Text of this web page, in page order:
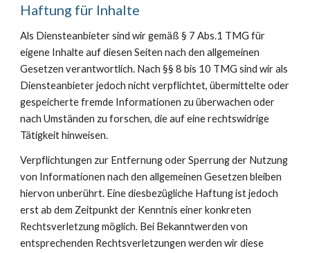
Haftung für Inhalte
Als Diensteanbieter sind wir gemäß § 7 Abs.1 TMG für
eigene Inhalte auf diesen Seiten nach den allgemeinen
Gesetzen verantwortlich. Nach §§ 8 bis 10 TMG sind wir als
Diensteanbieter jedoch nicht verpflichtet, übermittelte oder
gespeicherte fremde Informationen zu überwachen oder
nach Umständen zu forschen, die auf eine rechtswidrige
Tätigkeit hinweisen.
Verpflichtungen zur Entfernung oder Sperrung der Nutzung
von Informationen nach den allgemeinen Gesetzen bleiben
hiervon unberührt. Eine diesbezügliche Haftung ist jedoch
erst ab dem Zeitpunkt der Kenntnis einer konkreten
Rechtsverletzung möglich. Bei Bekanntwerden von
entsprechenden Rechtsverletzungen werden wir diese